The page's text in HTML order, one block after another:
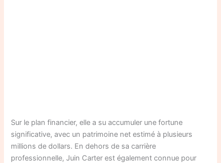
Sur le plan financier, elle a su accumuler une fortune
significative, avec un patrimoine net estimé à plusieurs
millions de dollars. En dehors de sa carrière
professionnelle, Juin Carter est également connue pour